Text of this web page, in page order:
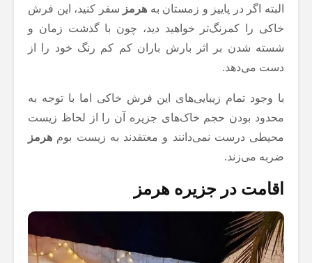
البته اگر در پاییز و زمستان به هرمز سفر کنید، این فرش
خاکی را کمرنگ‌تر خواهید دید، چون با گذشت زمان و
شسته شدن بر اثر بارش باران کم کم رنگ خود را از
دست می‌دهد.
با وجود تمام زیبایی‌های این فرش خاکی اما با توجه به
محدود بودن حجم خاک‌های جزیره آن را از لحاظ زیست
محیطی درست نمی‌دانند و معتقدند به زیست بوم هرمز
ضربه می‌زند.
اقامت در جزیره هرمز